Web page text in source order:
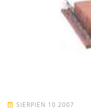
SIERPIEŃ 10 2007